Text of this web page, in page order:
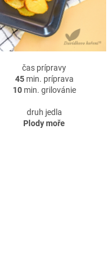
čas prípravy
45min. príprava
10min. grilovánie
druh jedla
Plody moře